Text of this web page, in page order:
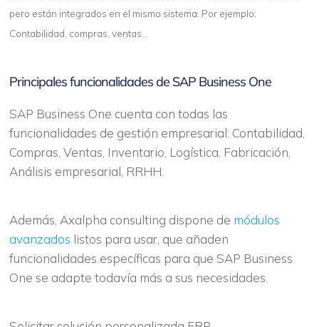
pero están integrados en el mismo sistema. Por ejemplo:
Contabilidad, compras, ventas…
Principales funcionalidades de SAP Business One
SAP Business One cuenta con todas las
funcionalidades de gestión empresarial: Contabilidad,
Compras, Ventas, Inventario, Logística, Fabricación,
Análisis empresarial, RRHH.
Además, Axalpha consulting dispone de módulos
avanzados listos para usar, que añaden
funcionalidades específicas para que SAP Business
One se adapte todavía más a sus necesidades.